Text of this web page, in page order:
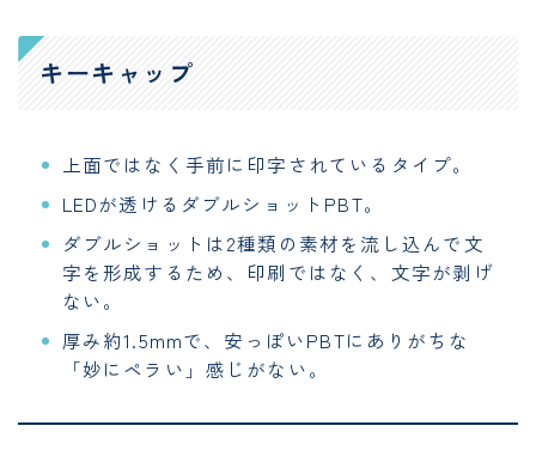
キーキャップ
上面ではなく手前に印字されているタイプ。
LEDが透けるダブルショットPBT。
ダブルショットは2種類の素材を流し込んで文
字を形成するため、印刷ではなく、文字が剥げ
ない。
厚み約1.5mmで、安っぽいPBTにありがちな
「妙にペラい」感じがない。